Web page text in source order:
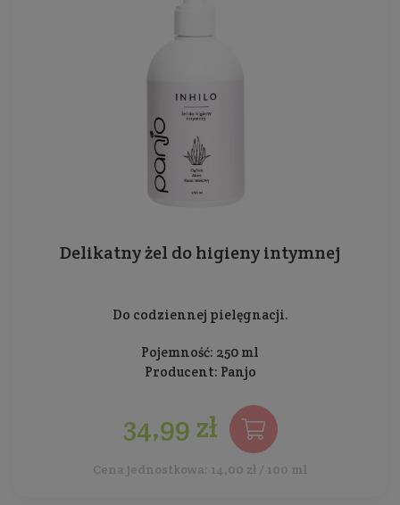
Delikatny żel do higieny intymnej
Do codziennej pielęgnacji.
Pojemność: 250 ml
Producent: Panjo
34,99 zł
Cena jednostkowa: 14,00 zł / 100 ml